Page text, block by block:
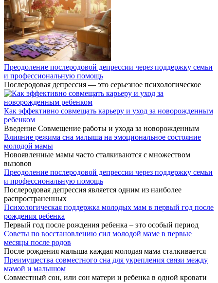
Преодоление послеродовой депрессии через поддержку семьи
и профессиональную помощь
Послеродовая депрессия — это серьезное психологическое
Как эффективно совмещать карьеру и уход за новорожденным
ребенком
Введение Совмещение работы и ухода за новорожденным
Влияние режима сна малыша на эмоциональное состояние
молодой мамы
Новоявленные мамы часто сталкиваются с множеством
вызовов
Преодоление послеродовой депрессии через поддержку семьи
и профессиональную помощь
Послеродовая депрессия является одним из наиболее
распространенных
Психологическая поддержка молодых мам в первый год после
рождения ребенка
Первый год после рождения ребенка – это особый период
Советы по восстановлению сил молодой маме в первые
месяцы после родов
После рождения малыша каждая молодая мама сталкивается
Преимущества совместного сна для укрепления связи между
мамой и малышом
Совместный сон, или сон матери и ребенка в одной кровати